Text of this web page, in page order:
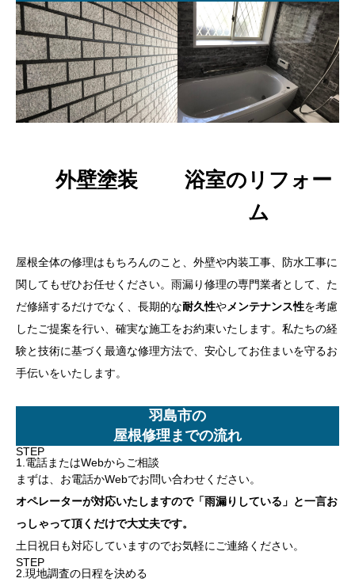
外壁塗装
浴室のリフォー
ム
屋根全体の修理はもちろんのこと、外壁や内装工事、防水工事に
関してもぜひお任せください。雨漏り修理の専門業者として、た
だ修繕するだけでなく、長期的な耐久性やメンテナンス性を考慮
したご提案を行い、確実な施工をお約束いたします。私たちの経
験と技術に基づく最適な修理方法で、安心してお住まいを守るお
手伝いをいたします。
羽島市の
屋根修理までの流れ
STEP
1.電話またはWebからご相談
まずは、お電話かWebでお問い合わせください。
オペレーターが対応いたしますので「雨漏りしている」と一言お
っしゃって頂くだけで大丈夫です。
土日祝日も対応していますのでお気軽にご連絡ください。
STEP
2.現地調査の日程を決める